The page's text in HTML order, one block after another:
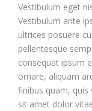
Vestibulum eget
Vestibulum ante
ultrices posuere
pellentesque
consequat ipsum
ornare, aliquam
finibus quam, quis
sit amet dolor